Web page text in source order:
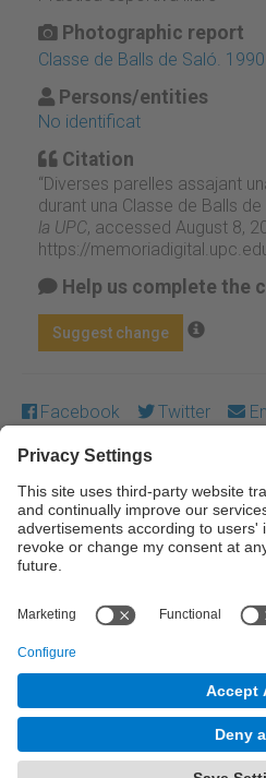
Photographic report
Classe de Balls de Saló.
Persons/entities
No identificat
Citation
“Diverses parelles assajant
durant una Classe de Balls de
la UPC, accessed August 8,
https://
Help us complete the
Suggest change
Facebook Twitter
Except where otherwise noted,
licensed under a Creative
NonCommercial-NoDerivs 3.0
© UPC Universitat